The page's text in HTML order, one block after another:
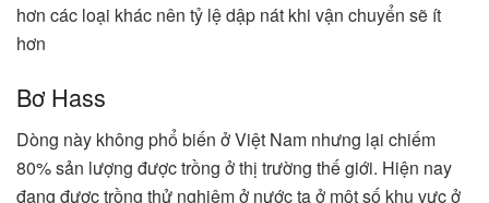
hơn các loại khác nên tỷ lệ dập nát khi vận chuyển sẽ ít
hơn
Bơ Hass
Dòng này không phổ biến ở Việt Nam nhưng lại chiếm
80% sản lượng được trồng ở thị trường thế giới. Hiện nay
đang được trồng thử nghiệm ở nước ta ở một số khu vực ở